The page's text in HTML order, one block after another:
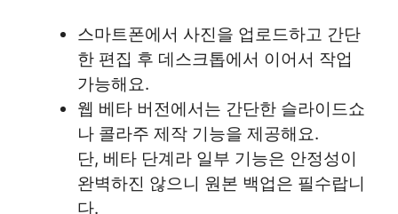
스마트폰에서 사진을 업로드하고 간단
한 편집 후 데스크톱에서 이어서 작업
가능해요.
웹 베타 버전에서는 간단한 슬라이드쇼
나 콜라주 제작 기능을 제공해요.
단, 베타 단계라 일부 기능은 안정성이
완벽하진 않으니 원본 백업은 필수랍니
다.